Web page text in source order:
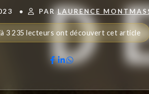
• PARLAURENCE
3 235 lecteurs ont découvert cet article